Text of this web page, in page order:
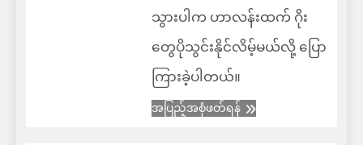
သွားပါက ဟာလန်းထက် ဂိုး
တွေပိုသွင်းနိုင်လိမ့်မယ်လို့ ပြော
ကြားခဲ့ပါတယ်။
အပြည့်အစုံဖတ်ရန်